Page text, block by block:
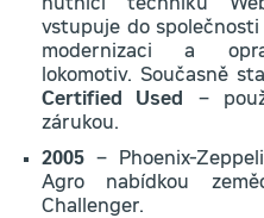
hutnící techniku
vstupuje do
modernizaci a
lokomotiv. Současně
Certified Used
–
zárukou.
2005 – Phoenix-
Agro nabídkou
Challenger.